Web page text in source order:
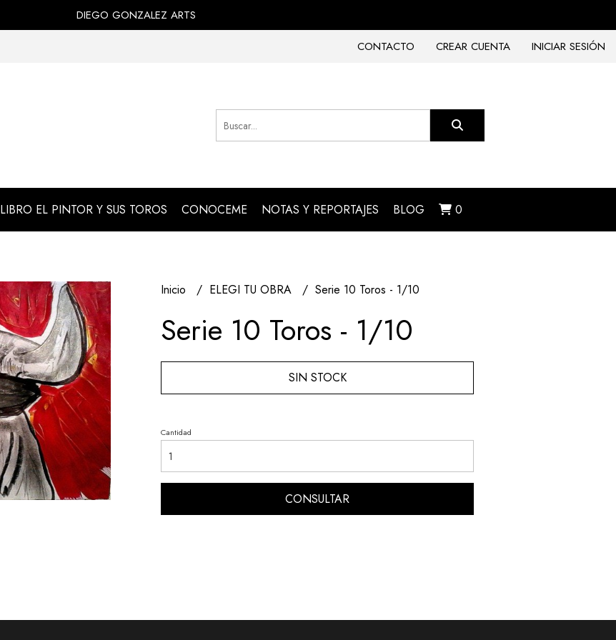
DIEGO GONZALEZ ARTS
CONTACTO
CREAR CUENTA INICIAR SESIÓN
LIBRO EL PINTOR Y SUS TOROS CONOCEME NOTAS Y REPORTAJES BLOG 0
Inicio ELEGI TU OBRA Serie 10 Toros - 1/10
Serie 10 Toros - 1/10
SIN STOCK
Cantidad
CONSULTAR